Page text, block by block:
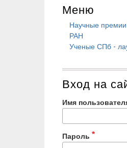
Меню
Научные
РАН
Ученые СПб -
Вход на
Имя
Пароль